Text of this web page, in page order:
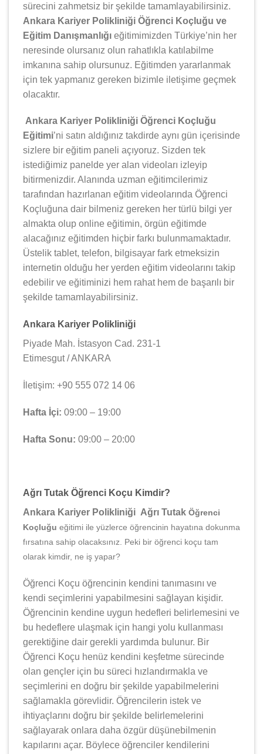
sürecini zahmetsiz bir şekilde tamamlayabilirsiniz.
Ankara Kariyer Polikliniği Öğrenci Koçluğu ve
Eğitim Danışmanlığı eğitimimizden Türkiye’nin her
neresinde olursanız olun rahatlıkla katılabilme
imkanına sahip olursunuz. Eğitimden yararlanmak
için tek yapmanız gereken bizimle iletişime geçmek
olacaktır.
Ankara Kariyer Polikliniği Öğrenci Koçluğu
Eğitimi’ni satın aldığınız takdirde aynı gün içerisinde
sizlere bir eğitim paneli açıyoruz. Sizden tek
istediğimiz panelde yer alan videoları izleyip
bitirmenizdir. Alanında uzman eğitimcilerimiz
tarafından hazırlanan eğitim videolarında Öğrenci
Koçluğuna dair bilmeniz gereken her türlü bilgi yer
almakta olup online eğitimin, örgün eğitimde
alacağınız eğitimden hiçbir farkı bulunmamaktadır.
Üstelik tablet, telefon, bilgisayar fark etmeksizin
internetin olduğu her yerden eğitim videolarını takip
edebilir ve eğitiminizi hem rahat hem de başarılı bir
şekilde tamamlayabilirsiniz.
Ankara Kariyer Polikliniği
Piyade Mah. İstasyon Cad. 231-1
Etimesgut / ANKARA
İletişim: +90 555 072 14 06
Hafta İçi: 09:00 – 19:00
Hafta Sonu: 09:00 – 20:00
Ağrı Tutak Öğrenci Koçu Kimdir?
Ankara Kariyer Polikliniği Ağrı Tutak Öğrenci
Koçluğu eğitimi ile yüzlerce öğrencinin hayatına dokunma
fırsatına sahip olacaksınız. Peki bir öğrenci koçu tam
olarak kimdir, ne iş yapar?
Öğrenci Koçu öğrencinin kendini tanımasını ve
kendi seçimlerini yapabilmesini sağlayan kişidir.
Öğrencinin kendine uygun hedefleri belirlemesini ve
bu hedeflere ulaşmak için hangi yolu kullanması
gerektiğine dair gerekli yardımda bulunur. Bir
Öğrenci Koçu henüz kendini keşfetme sürecinde
olan gençler için bu süreci hızlandırmakla ve
seçimlerini en doğru bir şekilde yapabilmelerini
sağlamakla görevlidir. Öğrencilerin istek ve
ihtiyaçlarını doğru bir şekilde belirlemelerini
sağlayarak onlara daha özgür düşünebilmenin
kapılarını açar. Böylece öğrenciler kendilerini